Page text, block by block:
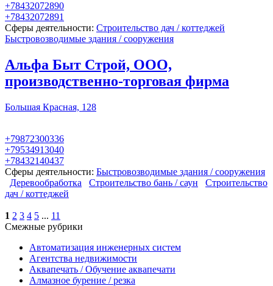
+78432072890
+78432072891
Сферы деятельности: Строительство дач / коттеджей
Быстровозводимые здания / сооружения
Альфа Быт Строй, ООО,
производственно-торговая фирма
Большая Красная, 128
+79872300336
+79534913040
+78432140437
Сферы деятельности: Быстровозводимые здания / сооружения
Деревообработка
Строительство бань / саун
Строительство
дач / коттеджей
1 2 3 4 5 ... 11
Смежные рубрики
Автоматизация инженерных систем
Агентства недвижимости
Аквапечать / Обучение аквапечати
Алмазное бурение / резка